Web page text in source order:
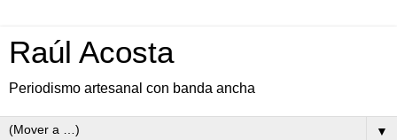
Raúl Acosta
Periodismo artesanal con banda ancha
▼